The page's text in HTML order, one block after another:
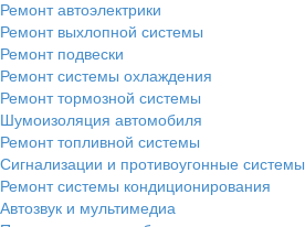
Ремонт автоэлектрики
Ремонт выхлопной системы
Ремонт подвески
Ремонт системы охлаждения
Ремонт тормозной системы
Шумоизоляция автомобиля
Ремонт топливной системы
Сигнализации и противоугонные системы
Ремонт системы кондиционирования
Автозвук и мультимедиа